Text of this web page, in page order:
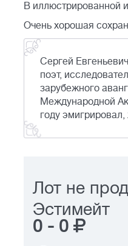
В иллюстрированной
Очень хорошая
Сергей
поэт,
зарубежного
Международной
году
Лот не
Эстимейт
0 - 0